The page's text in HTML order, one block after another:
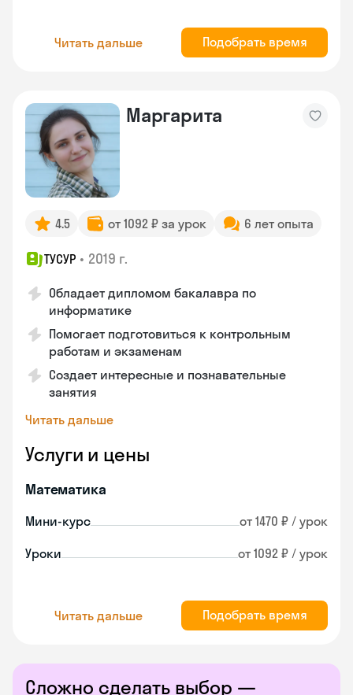
Читать дальше Подобрать время
Маргарита
4.5 от 1092 ₽ за урок 6 лет опыта
ТУСУР • 2019 г.
Обладает дипломом бакалавра по
информатике
Помогает подготовиться к контрольным
работам и экзаменам
Создает интересные и познавательные
занятия
Читать дальше
Услуги и цены
Математика
Мини-курс от 1470 ₽ / урок
Уроки от 1092 ₽ / урок
Читать дальше Подобрать время
Сложно сделать выбор —